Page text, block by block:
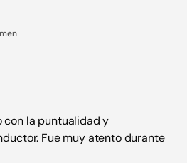
con la puntualidad y
Fue muy atento durante